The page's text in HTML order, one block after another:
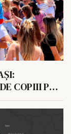
COPIII POT